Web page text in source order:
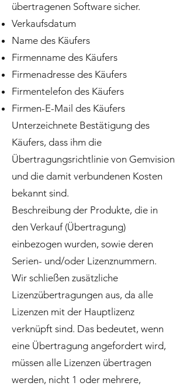
übertragenen Software sicher.
Verkaufsdatum
Name des Käufers
Firmenname des Käufers
Firmenadresse des Käufers
Firmentelefon des Käufers
Firmen-E-Mail des Käufers
Unterzeichnete Bestätigung des
Käufers, dass ihm die
Übertragungsrichtlinie von Gemvision
und die damit verbundenen Kosten
bekannt sind.
Beschreibung der Produkte, die in
den Verkauf (Übertragung)
einbezogen wurden, sowie deren
Serien- und/oder Lizenznummern.
Wir schließen zusätzliche
Lizenzübertragungen aus, da alle
Lizenzen mit der Hauptlizenz
verknüpft sind. Das bedeutet, wenn
eine Übertragung angefordert wird,
müssen alle Lizenzen übertragen
werden, nicht 1 oder mehrere,